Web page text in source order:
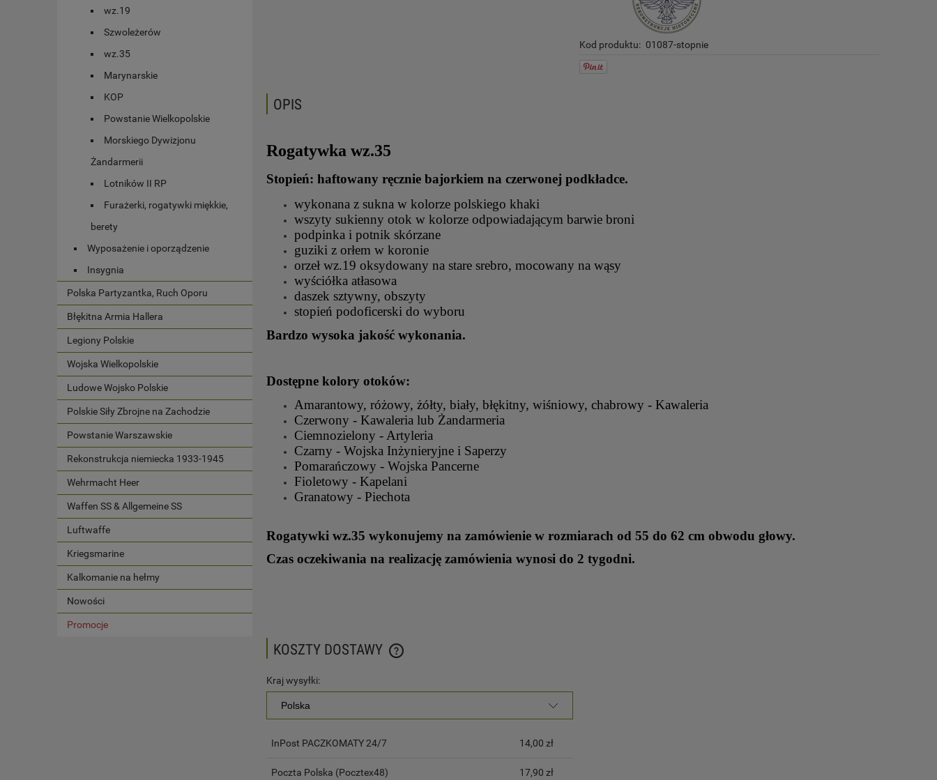
wz.19
Szwoleżerów
wz.35
Marynarskie
KOP
Powstanie Wielkopolskie
Morskiego Dywizjonu
Żandarmerii
Lotników II RP
Furażerki, rogatywki miękkie,
berety
Wyposażenie i oporządzenie
Insygnia
Polska Partyzantka, Ruch Oporu
Błękitna Armia Hallera
Legiony Polskie
Wojska Wielkopolskie
Ludowe Wojsko Polskie
Polskie Siły Zbrojne na Zachodzie
Powstanie Warszawskie
Rekonstrukcja niemiecka 1933-1945
Wehrmacht Heer
Waffen SS & Allgemeine SS
Luftwaffe
Kriegsmarine
Kalkomanie na hełmy
Nowości
Promocje
Kod produktu: 01087-stopnie
OPIS
Rogatywka wz.35
Stopień: haftowany ręcznie bajorkiem na czerwonej podkładce.
wykonana z sukna w kolorze polskiego khaki
wszyty sukienny otok w kolorze odpowiadającym barwie broni
podpinka i potnik skórzane
guziki z orłem w koronie
orzeł wz.19 oksydowany na stare srebro, mocowany na wąsy
wyściółka atłasowa
daszek sztywny, obszyty
stopień podoficerski do wyboru
Bardzo wysoka jakość wykonania.
Dostępne kolory otoków:
Amarantowy, różowy, żółty, biały, błękitny, wiśniowy, chabrowy - Kawaleria
Czerwony - Kawaleria lub Żandarmeria
Ciemnozielony - Artyleria
Czarny - Wojska Inżynieryjne i Saperzy
Pomarańczowy - Wojska Pancerne
Fioletowy - Kapelani
Granatowy - Piechota
Rogatywki wz.35 wykonujemy na zamówienie w rozmiarach od 55 do 62 cm obwodu głowy.
Czas oczekiwania na realizację zamówienia wynosi do 2 tygodni.
KOSZTY DOSTAWY
Kraj wysyłki:
InPost PACZKOMATY 24/7 14,00 zł
Poczta Polska (Pocztex48) 17,90 zł